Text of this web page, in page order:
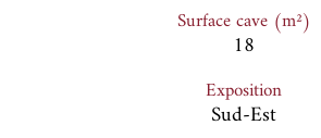
Surface cave (m²)
18
Exposition
Sud-Est